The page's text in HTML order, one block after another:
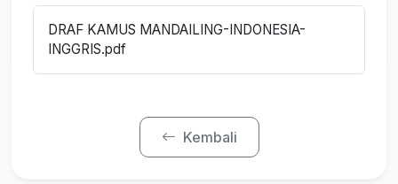
DRAF KAMUS MANDAILING-INDONESIA-
INGGRIS.pdf
Kembali